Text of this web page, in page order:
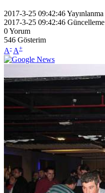
2017-3-25 09:42:46Yayınlanma
2017-3-25 09:42:46 Güncelleme
0Yorum
546 Gösterim
A- A+